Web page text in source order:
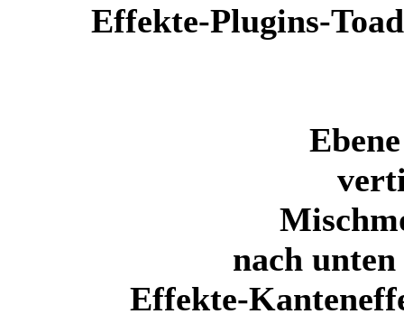
Effekte-Plugins-
nach unten
Effekte-